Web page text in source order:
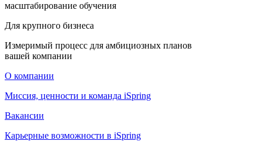
масштабирование обучения
Для крупного бизнеса
Измеримый процесс для амбициозных планов
вашей компании
О компании
Миссия, ценности и команда iSpring
Вакансии
Карьерные возможности в iSpring